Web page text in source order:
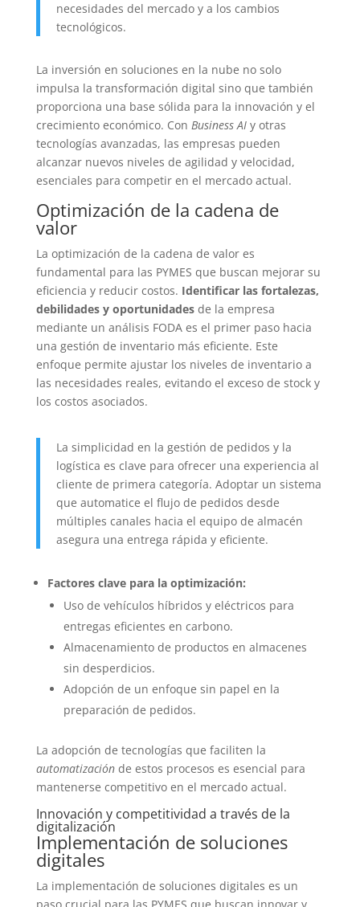
necesidades del mercado y a los cambios
tecnológicos.
La inversión en soluciones en la nube no solo
impulsa la transformación digital sino que también
proporciona una base sólida para la innovación y el
crecimiento económico. Con Business AIy otras
tecnologías avanzadas, las empresas pueden
alcanzar nuevos niveles de agilidad y velocidad,
esenciales para competir en el mercado actual.
Optimización de la cadena de
valor
La optimización de la cadena de valor es
fundamental para las PYMES que buscan mejorar su
eficiencia y reducir costos. Identificar las fortalezas,
debilidades y oportunidadesde la empresa
mediante un análisis FODA es el primer paso hacia
una gestión de inventario más eficiente. Este
enfoque permite ajustar los niveles de inventario a
las necesidades reales, evitando el exceso de stock y
los costos asociados.
La simplicidad en la gestión de pedidos y la
logística es clave para ofrecer una experiencia al
cliente de primera categoría. Adoptar un sistema
que automatice el flujo de pedidos desde
múltiples canales hacia el equipo de almacén
asegura una entrega rápida y eficiente.
Factores clave para la optimización:
Uso de vehículos híbridos y eléctricos para
entregas eficientes en carbono.
Almacenamiento de productos en almacenes
sin desperdicios.
Adopción de un enfoque sin papel en la
preparación de pedidos.
La adopción de tecnologías que faciliten la
automatizaciónde estos procesos es esencial para
mantenerse competitivo en el mercado actual.
Innovación y competitividad a través de la
digitalización
Implementación de soluciones
digitales
La implementación de soluciones digitales es un
paso crucial para las PYMES que buscan innovar y